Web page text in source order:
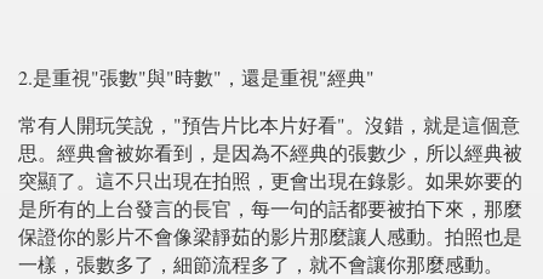
2.是重視"張數"與"時數"，還是重視"經典"
常有人開玩笑說，"預告片比本片好看"。沒錯，就是這個意
思。經典會被妳看到，是因為不經典的張數少，所以經典被
突顯了。這不只出現在拍照，更會出現在錄影。如果妳要的
是所有的上台發言的長官，每一句的話都要被拍下來，那麼
保證你的影片不會像梁靜茹的影片那麼讓人感動。拍照也是
一樣，張數多了，細節流程多了，就不會讓你那麼感動。